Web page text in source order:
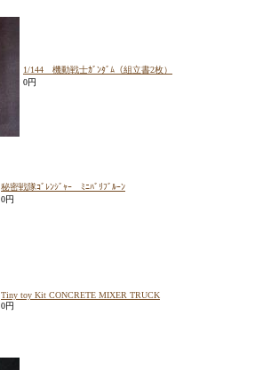
1/144 機動戦士ｶﾞﾝﾀﾞﾑ（組立書2枚）
0円
秘密戦隊ｺﾞﾚﾝｼﾞｬｰ ﾐﾆﾊﾞﾘﾌﾞﾙｰﾝ
0円
Tiny toy Kit CONCRETE MIXER TRUCK
0円